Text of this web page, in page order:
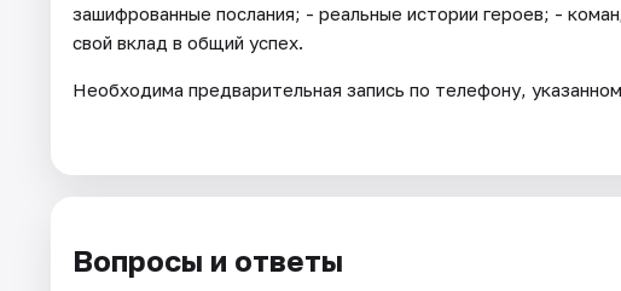
зашифрованные послания; - реальные истории героев; -
свой вклад в общий успех.
Необходима предварительная запись по телефону,
Вопросы и ответы